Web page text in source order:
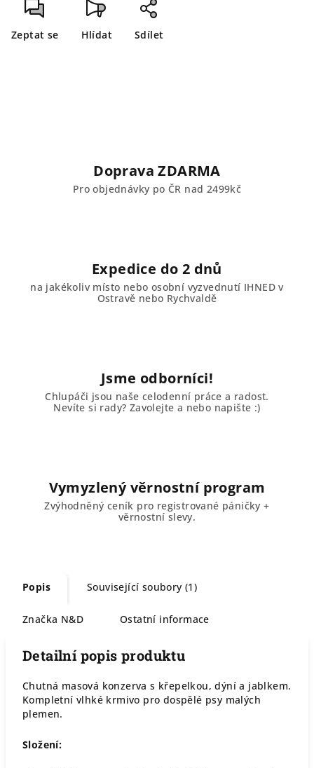
Zeptat se Hlídat Sdílet
Doprava ZDARMA
Pro objednávky po ČR nad 2499kč
Expedice do 2 dnů
na jakékoliv místo nebo osobní vyzvednutí IHNED v
Ostravě nebo Rychvaldě
Jsme odborníci!
Chlupáči jsou naše celodenní práce a radost.
Nevíte si rady? Zavolejte a nebo napište :)
Vymyzlený věrnostní program
Zvýhodněný ceník pro registrované páničky +
věrnostní slevy.
Popis Související soubory (1)
Značka N&D Ostatní informace
Detailní popis produktu
Chutná masová konzerva s křepelkou, dýní a jablkem.
Kompletní vlhké krmivo pro dospělé psy malých
plemen.
Složení: